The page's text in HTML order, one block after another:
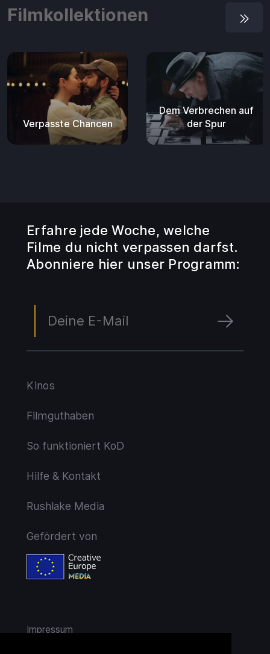
Filmkollektionen
Verpasste Chancen
Dem Verbrechen auf
der Spur
Erfahre jede Woche, welche
Filme du nicht verpassen darfst.
Abonniere hier unser Programm:
Kinos
Filmguthaben
So funktioniert KoD
Hilfe & Kontakt
Rushlake Media
Gefördert von
Impressum